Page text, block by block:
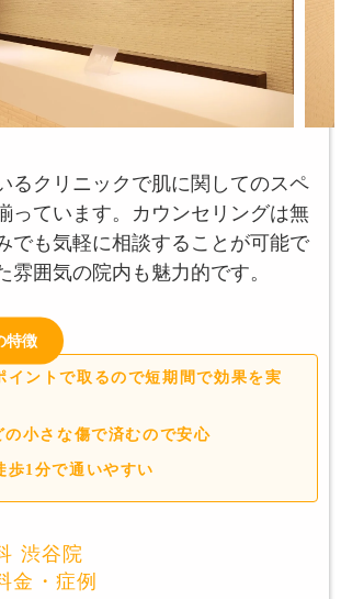
るクリニックで肌に関してのスペ
っています。カウンセリングは無
でも気軽に相談することが可能で
雰囲気の院内も魅力的です。
特徴
イントで取るので短期間で効果を実
の小さな傷で済むので安心
歩1分で通いやすい
渋谷院
金・症例